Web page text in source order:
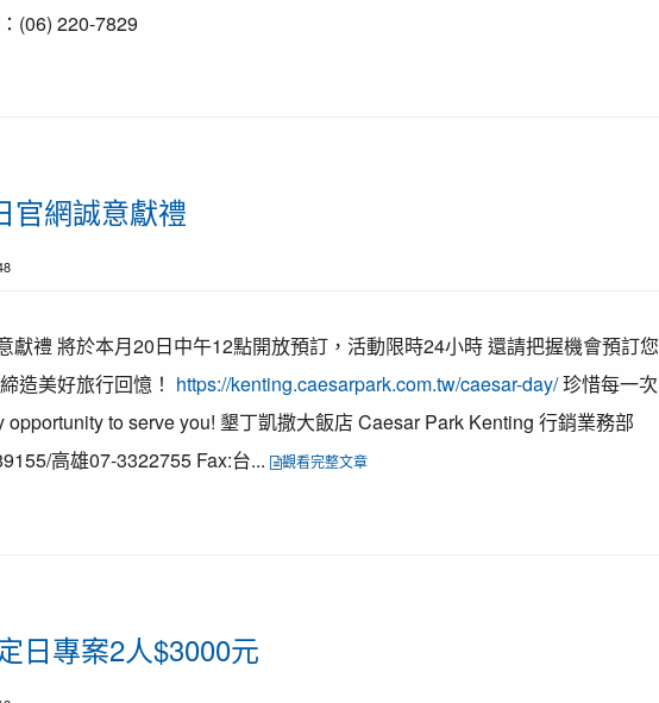
(06) 220-7829
官網誠意獻禮
獻禮 將於本月20日中午12點開放預訂，活動限時24小時 還請把握機會預訂您
造美好旅行回憶！ https://kenting.caesarpark.com.tw/caesar-day/珍惜每一次
to serve you! 墾丁凱撒大飯店 Caesar Park Kenting 行銷業務部
高雄07-3322755 Fax:台...
觀看完整文章
日專案2人$3000元